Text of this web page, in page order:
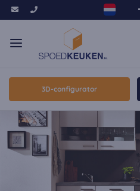
3D-configurator